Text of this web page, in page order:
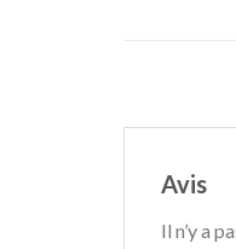
Avis
Il n’y a